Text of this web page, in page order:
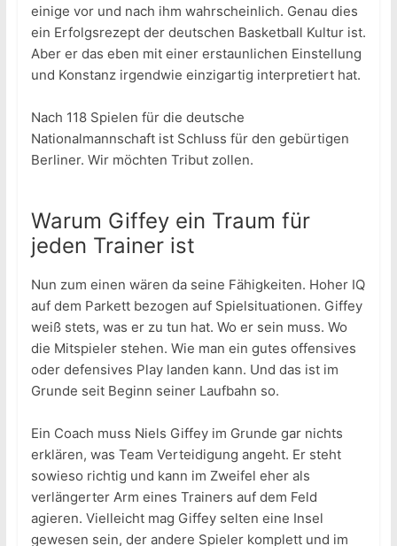
einige vor und nach ihm wahrscheinlich. Genau dies
ein Erfolgsrezept der deutschen Basketball Kultur ist.
Aber er das eben mit einer erstaunlichen Einstellung
und Konstanz irgendwie einzigartig interpretiert hat.
Nach 118 Spielen für die deutsche
Nationalmannschaft ist Schluss für den gebürtigen
Berliner. Wir möchten Tribut zollen.
Warum Giffey ein Traum für
jeden Trainer ist
Nun zum einen wären da seine Fähigkeiten. Hoher IQ
auf dem Parkett bezogen auf Spielsituationen. Giffey
weiß stets, was er zu tun hat. Wo er sein muss. Wo
die Mitspieler stehen. Wie man ein gutes offensives
oder defensives Play landen kann. Und das ist im
Grunde seit Beginn seiner Laufbahn so.
Ein Coach muss Niels Giffey im Grunde gar nichts
erklären, was Team Verteidigung angeht. Er steht
sowieso richtig und kann im Zweifel eher als
verlängerter Arm eines Trainers auf dem Feld
agieren. Vielleicht mag Giffey selten eine Insel
gewesen sein, der andere Spieler komplett und im